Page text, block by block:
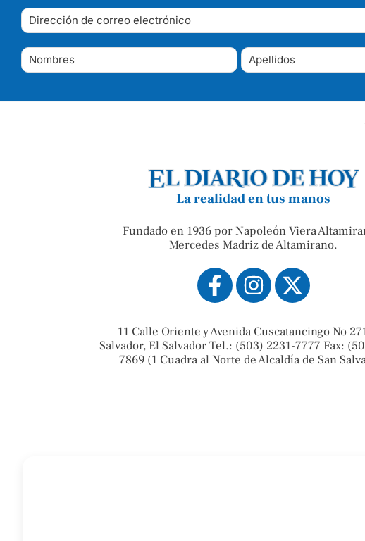
La realidad en tus manos
Fundado en 1936 por Napoleón Viera
Mercedes Madriz de Altamirano.
11 Calle Oriente y Avenida Cuscatancingo No
Salvador, El Salvador Tel.: (503) 2231-7777 Fax:
7869 (1 Cuadra al Norte de Alcaldía de San